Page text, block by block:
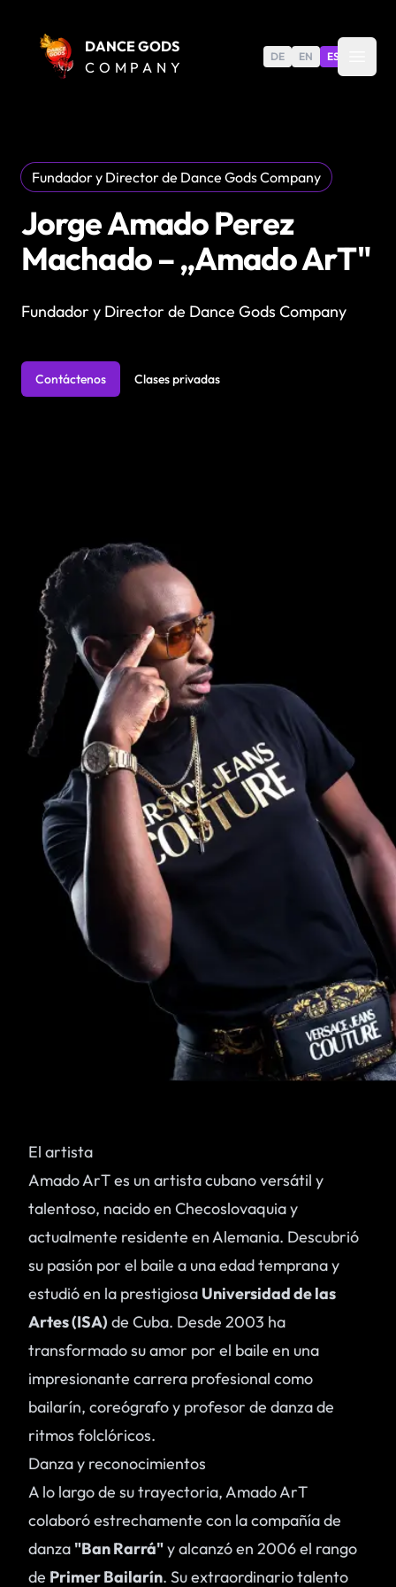
DANCE GODS
COMPANY
DE EN ES
Fundador y Director de Dance Gods Company
Jorge Amado Perez
Machado – „Amado ArT"
Fundador y Director de Dance Gods Company
Contáctenos Clases privadas
El artista
Amado ArT es un artista cubano versátil y
talentoso, nacido en Checoslovaquia y
actualmente residente en Alemania. Descubrió
su pasión por el baile a una edad temprana y
estudió en la prestigiosa Universidad de las
Artes (ISA) de Cuba. Desde 2003 ha
transformado su amor por el baile en una
impresionante carrera profesional como
bailarín, coreógrafo y profesor de danza de
ritmos folclóricos.
Danza y reconocimientos
A lo largo de su trayectoria, Amado ArT
colaboró estrechamente con la compañía de
danza "Ban Rarrá"y alcanzó en 2006 el rango
de Primer Bailarín. Su extraordinario talento